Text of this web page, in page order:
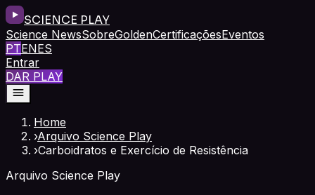
SCIENCE PLAY
Science NewsSobreGoldenCertificaçõesEventos
PTENES
Entrar
DAR PLAY
Home
›Arquivo Science Play
›Carboidratos e Exercício de Resistência
Arquivo Science Play